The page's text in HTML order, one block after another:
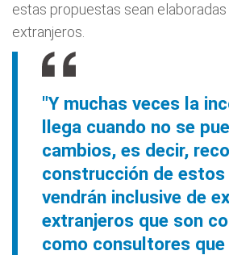
estas propuestas sean
extranjeros.
"Y muchas veces la
llega cuando no se
cambios, es decir,
construcción de
vendrán inclusive de
extranjeros que son
como consultores